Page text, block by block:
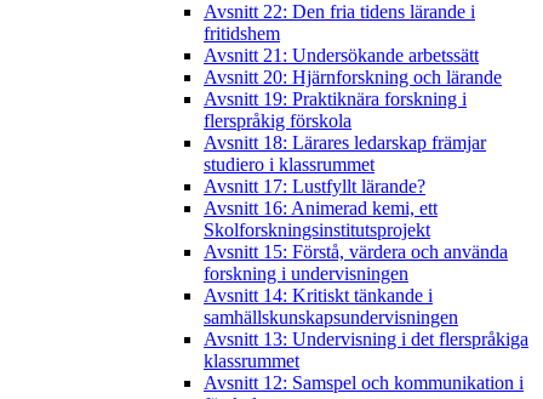
Avsnitt 22: Den fria tidens lärande i
fritidshem
Avsnitt 21: Undersökande arbetssätt
Avsnitt 20: Hjärnforskning och lärande
Avsnitt 19: Praktiknära forskning i
flerspråkig förskola
Avsnitt 18: Lärares ledarskap främjar
studiero i klassrummet
Avsnitt 17: Lustfyllt lärande?
Avsnitt 16: Animerad kemi, ett
Skolforskningsinstitutsprojekt
Avsnitt 15: Förstå, värdera och använda
forskning i undervisningen
Avsnitt 14: Kritiskt tänkande i
samhällskunskapsundervisningen
Avsnitt 13: Undervisning i det flerspråkiga
klassrummet
Avsnitt 12: Samspel och kommunikation i